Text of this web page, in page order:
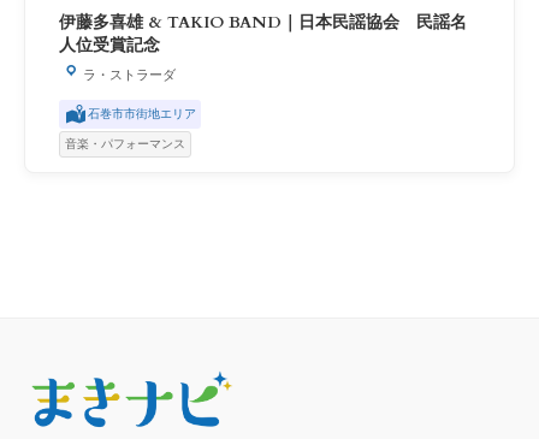
伊藤多喜雄 & TAKIO BAND｜日本民謡協会 民謡名
人位受賞記念
ラ・ストラーダ
石巻市市街地エリア
音楽・パフォーマンス